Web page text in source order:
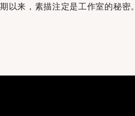
期以来，素描注定是工作室的秘密。